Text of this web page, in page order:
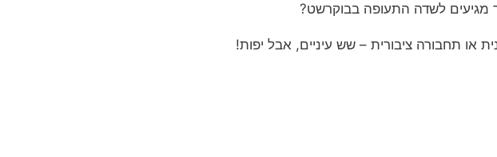
מגיעים לשדה התעופה בבוקרשט?
או תחבורה ציבורית – שש עיניים, אבל יפות!